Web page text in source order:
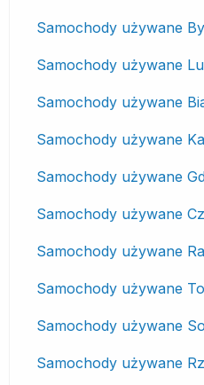
Samochody używane
Samochody używane
Samochody używane
Samochody używane
Samochody używane
Samochody używane
Samochody używane
Samochody używane
Samochody używane
Samochody używane